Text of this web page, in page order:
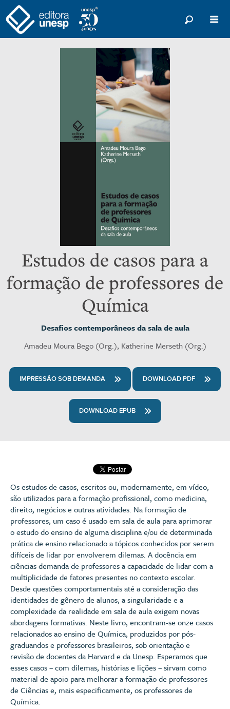
Estudos de casos para a
formação de professores de
Química
Desafios contemporâneos da sala de aula
Amadeu Moura Bego (Org.), Katherine Merseth (Org.)
IMPRESSÃO SOB DEMANDA DOWNLOAD PDF
DOWNLOAD EPUB
Os estudos de casos, escritos ou, modernamente, em vídeo,
são utilizados para a formação profissional, como medicina,
direito, negócios e outras atividades. Na formação de
professores, um caso é usado em sala de aula para aprimorar
o estudo do ensino de alguma disciplina e/ou de determinada
prática de ensino relacionado a tópicos conhecidos por serem
difíceis de lidar por envolverem dilemas. A docência em
ciências demanda de professores a capacidade de lidar com a
multiplicidade de fatores presentes no contexto escolar.
Desde questões comportamentais até a consideração das
identidades de gênero de alunos, a singularidade e a
complexidade da realidade em sala de aula exigem novas
abordagens formativas. Neste livro, encontram-se onze casos
relacionados ao ensino de Química, produzidos por pós-
graduandos e professores brasileiros, sob orientação e
revisão de docentes da Harvard e da Unesp. Esperamos que
esses casos – com dilemas, histórias e lições – sirvam como
material de apoio para melhorar a formação de professores
de Ciências e, mais especificamente, os professores de
Química.